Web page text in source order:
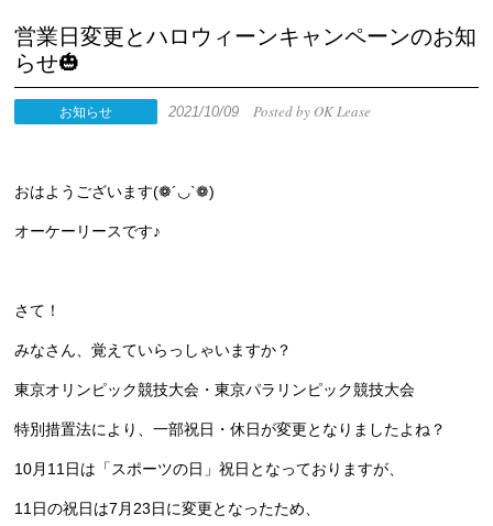
営業日変更とハロウィーンキャンペーンのお知
らせ🎃
お知らせ 2021/10/09Posted by OK Lease
おはようございます(❁´◡`❁)
オーケーリースです♪
さて！
みなさん、覚えていらっしゃいますか？
東京オリンピック競技大会・東京パラリンピック競技大会
特別措置法により、一部祝日・休日が変更となりましたよね？
10月11日は「スポーツの日」祝日となっておりますが、
11日の祝日は7月23日に変更となったため、